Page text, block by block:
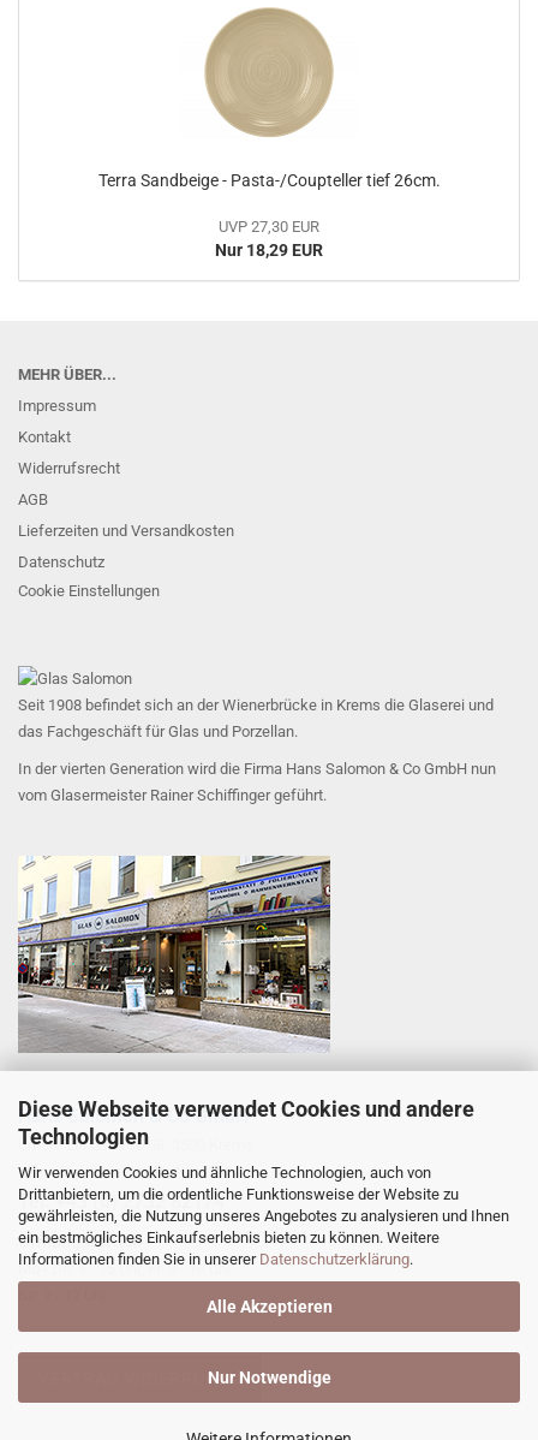
Diese Webseite verwendet Cookies und andere
Technologien
Wir verwenden Cookies und ähnliche Technologien, auch von
Drittanbietern, um die ordentliche Funktionsweise der Website zu
gewährleisten, die Nutzung unseres Angebotes zu analysieren und Ihnen
ein bestmögliches Einkaufserlebnis bieten zu können. Weitere
Informationen finden Sie in unserer Datenschutzerklärung.
Alle Akzeptieren
Nur Notwendige
Terra Sandbeige - Pasta-/Coupteller tief 26cm.
UVP 27,30 EUR
Nur 18,29 EUR
MEHR ÜBER...
Impressum
Kontakt
Widerrufsrecht
AGB
Lieferzeiten und Versandkosten
Datenschutz
Cookie Einstellungen
Seit 1908 befindet sich an der Wienerbrücke in Krems die Glaserei und
das Fachgeschäft für Glas und Porzellan.
In der vierten Generation wird die Firma Hans Salomon & Co GmbH nun
vom Glasermeister Rainer Schiffinger geführt.
Hans Salomon & Co GmbH
Untere Landstraße 58, 3500 Krems
office@glas-salomon.at
​Tel: +43 (0) 2732 82174
Öffnungszeiten:
Mo - Do: 9 - 15 Uhr, Fr: 9 - 18 Uhr
VERTRAG WIDERRUFEN